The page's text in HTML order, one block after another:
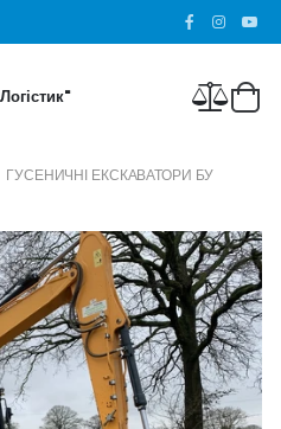
ГУСЕНИЧНІ ЕКСКАВАТОРИ БУ